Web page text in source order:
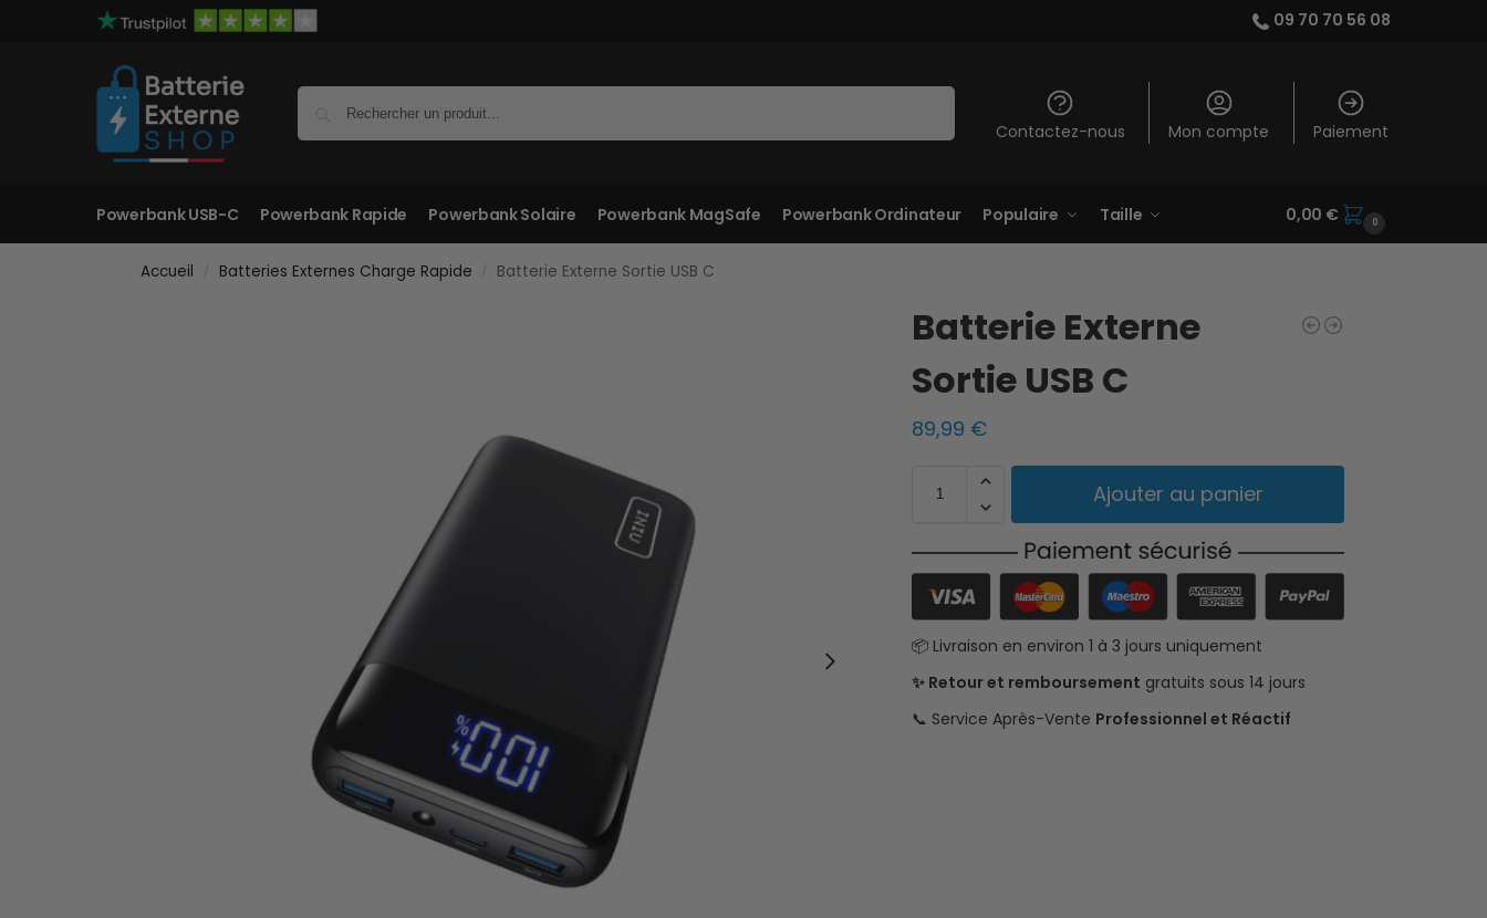
09 70 70 56 08
Contactez-nous Mon compte Paiement
Powerbank USB-C Powerbank Rapide Powerbank Solaire Powerbank MagSafe Powerbank Ordinateur Populaire Taille 0,00 € 0
Accueil Batteries Externes Charge Rapide Batterie Externe Sortie USB C
Batterie Externe
Sortie USB C
89,99 €
Ajouter au panier
📦 Livraison en environ 1 à 3 jours uniquement
✨ Retour et remboursement gratuits sous 14 jours
📞 Service Après-Vente Professionnel et Réactif